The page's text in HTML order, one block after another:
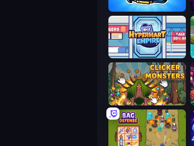
GPU Tycoon Sim
Idle Hypermart Empire
Clicker Monsters